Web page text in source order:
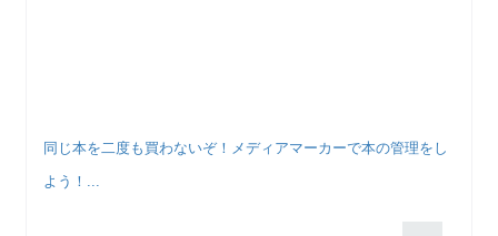
同じ本を二度も買わないぞ！メディアマーカーで本の管理をし
よう！...